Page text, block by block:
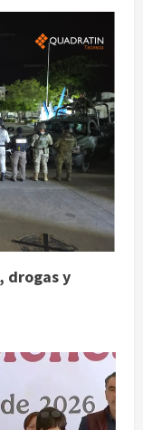
drogas y
con fusil M4,
presenta en el
con su tour